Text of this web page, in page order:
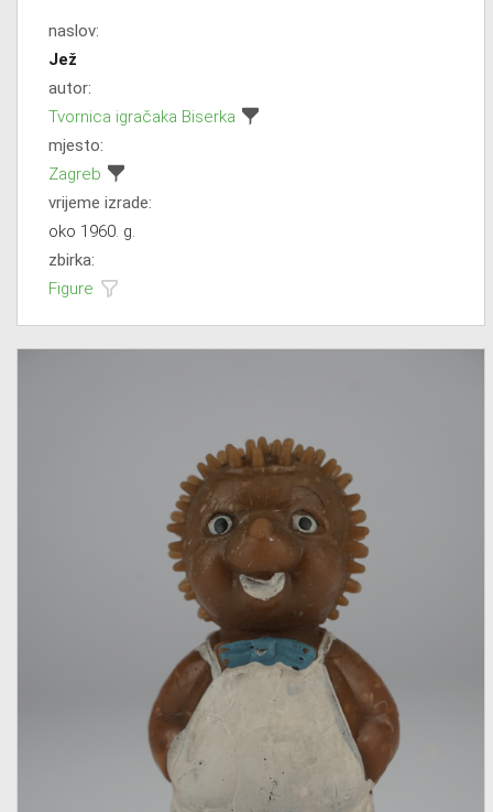
naslov:
Jež
autor:
Tvornica igračaka Biserka
mjesto:
Zagreb
vrijeme izrade:
oko 1960. g.
zbirka:
Figure